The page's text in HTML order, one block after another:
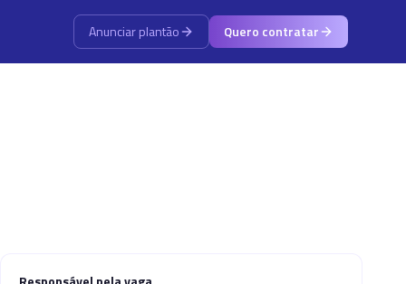
Anunciar plantão Quero contratar